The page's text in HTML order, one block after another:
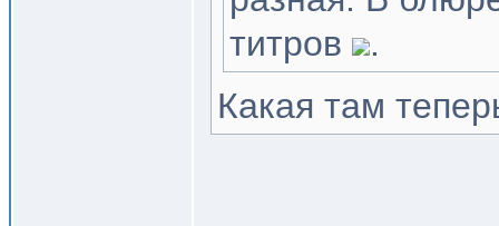
титров
.
Какая там